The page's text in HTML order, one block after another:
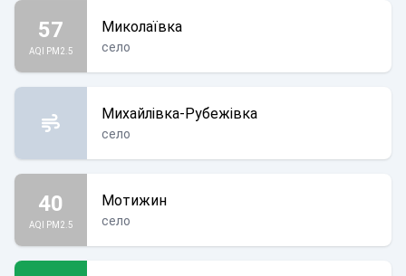
57
AQI PM2.5
Миколаївка
село
Михайлівка-Рубежівка
село
40
AQI PM2.5
Мотижин
село